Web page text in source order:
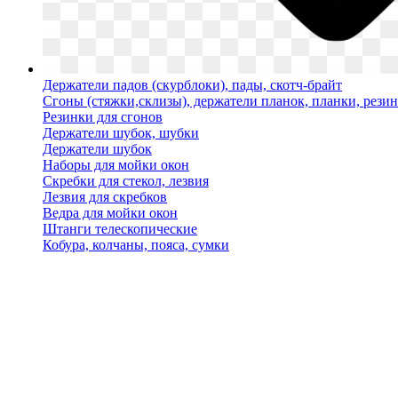
Держатели падов (скурблоки), пады, скотч-брайт
Сгоны (стяжки,склизы), держатели планок, планки,
Резинки для сгонов
Держатели шубок, шубки
Держатели шубок
Наборы для мойки окон
Скребки для стекол, лезвия
Лезвия для скребков
Ведра для мойки окон
Штанги телескопические
Кобура, колчаны, пояса, сумки